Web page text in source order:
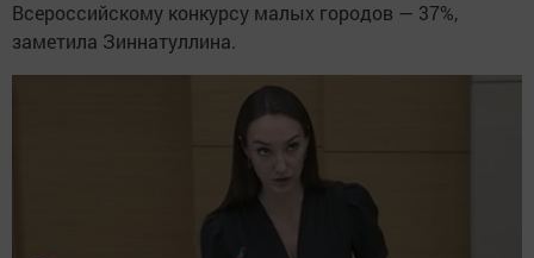
Всероссийскому конкурсу малых городов — 37%,
заметила Зиннатуллина.